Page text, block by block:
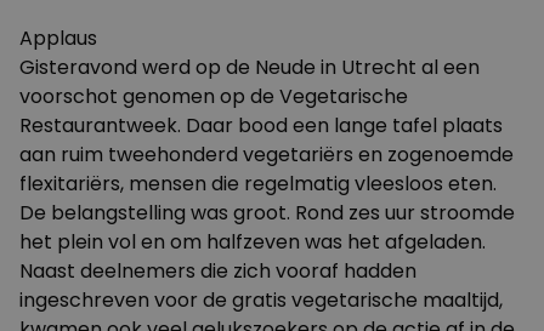
Applaus
Gisteravond werd op de Neude in Utrecht al een
voorschot genomen op de Vegetarische
Restaurantweek. Daar bood een lange tafel plaats
aan ruim tweehonderd vegetariërs en zogenoemde
flexitariërs, mensen die regelmatig vleesloos eten.
De belangstelling was groot. Rond zes uur stroomde
het plein vol en om halfzeven was het afgeladen.
Naast deelnemers die zich vooraf hadden
ingeschreven voor de gratis vegetarische maaltijd,